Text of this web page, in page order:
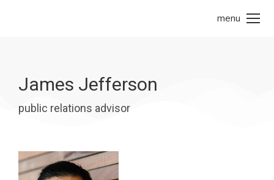
menu
James Jefferson
public relations advisor